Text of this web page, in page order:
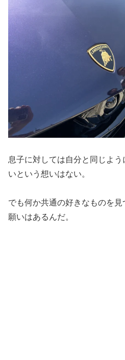
息子に対しては自分と同じよ
いという想いはない。
でも何か共通の好きなものを
願いはあるんだ。